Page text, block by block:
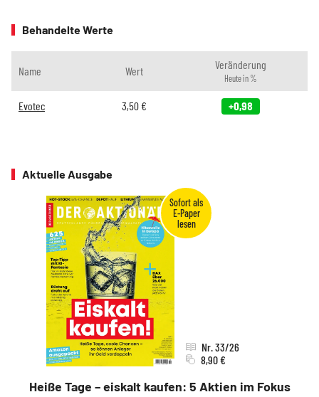
Behandelte Werte
Name Wert Veränderung
Heute in %
Evotec 3,50€ +0,98
Aktuelle Ausgabe
Heiße Tage – eiskalt kaufen: 5 Aktien im Fokus
Nr. 33/26
8,90 €